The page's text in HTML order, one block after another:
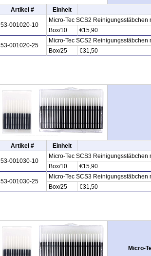
Artikel # Einheit
53-001020-10
Micro-Tec SCS2
Box/10
€15,90
53-001020-25
Micro-Tec SCS2
Box/25
€31,50
Artikel # Einheit
53-001030-10
Micro-Tec SCS3
Box/10
€15,90
53-001030-25
Micro-Tec SCS3
Box/25
€31,50
Micro-